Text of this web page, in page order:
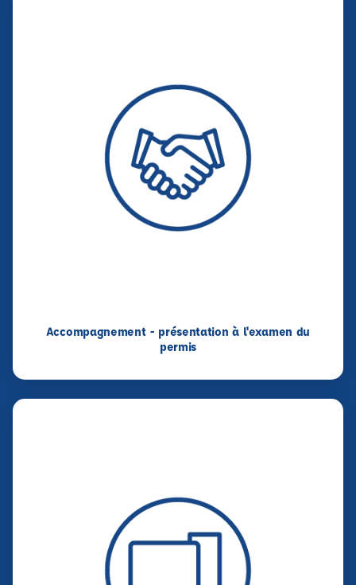
Accompagnement - présentation à l'examen du
permis